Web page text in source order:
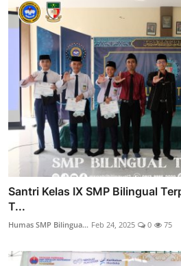
Santri Kelas IX SMP Bilingual
T...
Humas SMP Bilingua... Feb 24, 2025 0 75